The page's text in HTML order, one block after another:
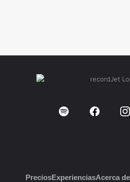
PreciosExperienciasAcerca